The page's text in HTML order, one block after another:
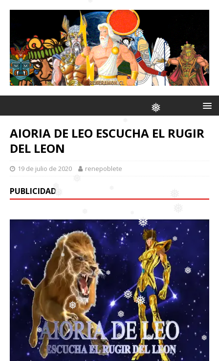
❅ ❅
❅
❅
❅
❅
❅❅
❅
❅
❅
❅ ❅
❅ ❅
❅
❅
❅
❅
❅
AIORIA DE LEO ESCUCHA EL RUGIR
DEL LEON
19 de julio de 2020 renepoblete
PUBLICIDAD